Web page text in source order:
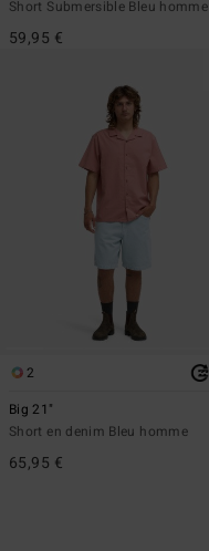
Short Submersible Bleu homme
59,95 €
2
Big 21"
Short en denim Bleu homme
65,95 €